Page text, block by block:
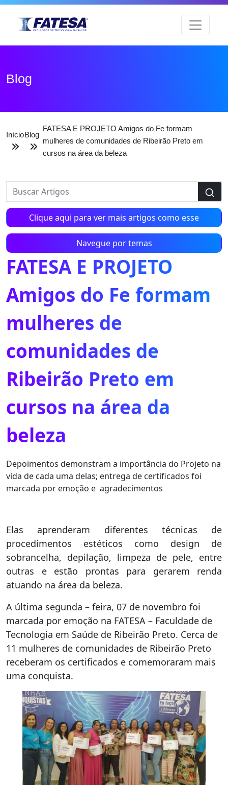
Blog
InícioBlog
FATESA E PROJETO Amigos do Fe formam
mulheres de comunidades de Ribeirão Preto em
cursos na área da beleza
Clique aqui para ver mais artigos como esse
Navegue por temas
FATESA E PROJETO
Amigos do Fe formam
mulheres de
comunidades de
Ribeirão Preto em
cursos na área da
beleza
Depoimentos demonstram a importância do Projeto na
vida de cada uma delas; entrega de certificados foi
marcada por emoção e agradecimentos
Elas aprenderam diferentes técnicas de
procedimentos estéticos como design de
sobrancelha, depilação, limpeza de pele, entre
outras e estão prontas para gerarem renda
atuando na área da beleza.
A última segunda – feira, 07 de novembro foi
marcada por emoção na FATESA – Faculdade de
Tecnologia em Saúde de Ribeirão Preto. Cerca de
11 mulheres de comunidades de Ribeirão Preto
receberam os certificados e comemoraram mais
uma conquista.